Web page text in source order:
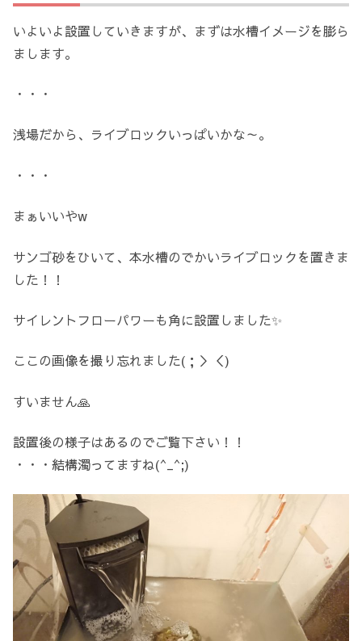
いよいよ設置していきますが、まずは水槽イメージを膨ら
まします。
・・・
浅場だから、ライブロックいっぱいかな～。
・・・
まぁいいやw
サンゴ砂をひいて、本水槽のでかいライブロックを置きま
した！！
サイレントフローパワーも角に設置しました✨
ここの画像を撮り忘れました(；＞＜)
すいません🙏
設置後の様子はあるのでご覧下さい！！
・・・結構濁ってますね(^_^;)